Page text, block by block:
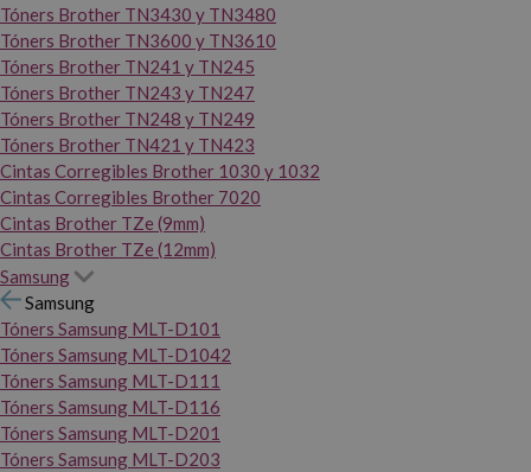
Tóners Brother TN3430 y TN3480
Tóners Brother TN3600 y TN3610
Tóners Brother TN241 y TN245
Tóners Brother TN243 y TN247
Tóners Brother TN248 y TN249
Tóners Brother TN421 y TN423
Cintas Corregibles Brother 1030 y 1032
Cintas Corregibles Brother 7020
Cintas Brother TZe (9mm)
Cintas Brother TZe (12mm)
Samsung
Samsung
Tóners Samsung MLT-D101
Tóners Samsung MLT-D1042
Tóners Samsung MLT-D111
Tóners Samsung MLT-D116
Tóners Samsung MLT-D201
Tóners Samsung MLT-D203